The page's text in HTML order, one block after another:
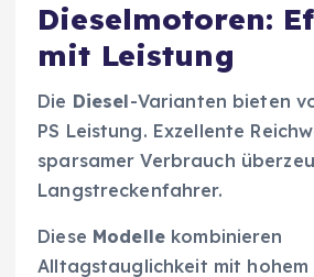
Dieselmotoren:
mit Leistung
Die Diesel-Varianten bieten
PS Leistung. Exzellente
sparsamer Verbrauch
Langstreckenfahrer.
Diese Modellekombinieren
Alltagstauglichkeit mit